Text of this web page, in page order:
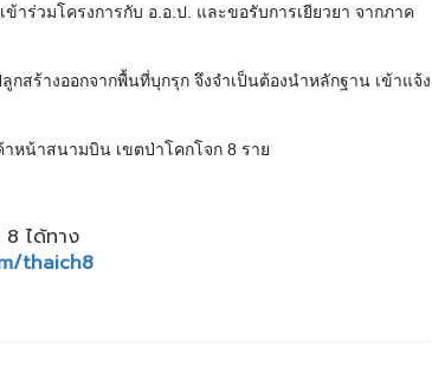
าร่วมโครงการกับ อ.อ.ป. และขอรับการเยียวยา จากภาค
กสร้างออกจากพื้นที่บุกรุก จึงจำเป็นต้องนำหลักฐาน เข้าแจ้ง
ได้ทาง
thaich8